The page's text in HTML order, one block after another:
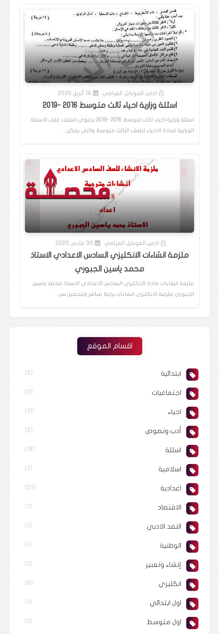
ادمن الموبايل العراقي 19 أبريل 2020
اسئلة وزارية احياء ثالث متوسط 2016 -2019
اسئلة وزارية احياء ثالث متوسط 2016 -2019 يحتوي الملف على الاسئلة
الوزارية لمادة الاحياء للصف الثالث متوسط والتي يمكن…
ادمن الموبايل العراقي 30 مارس 2020
ملزمة انشاءات الانكليزي السادس الاعدادي الاستاذ
محمد ياسين الجبوري
ملزمة انشاءات مادة الانكليزي السادس الاعدادي الاستاذ محمد ياسين
الجبوري ملزمة الانكليزي انشاءات برابط مباشر وبتحميل سر…
اقسام الموقع
ابتدائية (6)
اجتماعيات (3)
احياء (11)
أدب ونصوص (2)
اسئلة (16)
اسلامية (7)
اعدادية (51)
الاقتصاد (1)
النقد الادبي (1)
الوطنية (1)
إنشاء وتعبير (1)
انكليزي (9)
اول ابتدائي (1)
اول متوسط (1)